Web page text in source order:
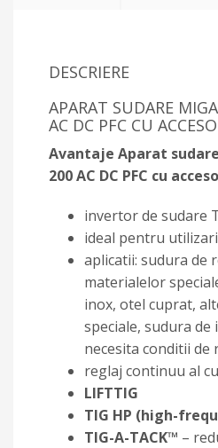
DESCRIERE
APARAT SUDARE
AC DC PFC CU
Avantaje Aparat sudare
200 AC DC PFC cu
invertor de sudare
ideal pentru
aplicatii: sudura de
materialelor
inox, otel cuprat,
speciale, sudura
necesita conditii de
reglaj continuu al
LIFTTIG
TIG HP (high-
TIG-A-TACK™ –